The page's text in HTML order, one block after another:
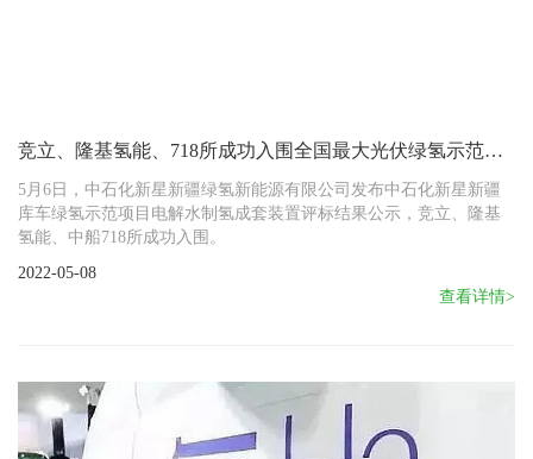
竞立、隆基氢能、718所成功入围全国最大光伏绿氢示范项
5月6日，中石化新星新疆绿氢新能源有限公司发布中石化新星新疆
库车绿氢示范项目电解水制氢成套装置评标结果公示，竞立、隆基
氢能、中船718所成功入围。
2022-05-08
查看详情>